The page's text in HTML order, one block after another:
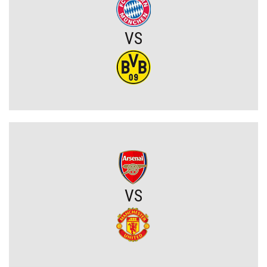
Zaskakujący zwrot akcji w sprawie Arkadiusza Milika? Wieści z
Przerażające kulisy mundialu wyszły na jaw. Grożono śmiercią
Szykuje się wielki transfer z udziałem Romelu Lukaku! Turecki
Kiedy gra Robert Lewandowski?
VS
VS